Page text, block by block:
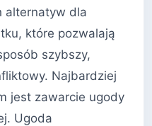
alternatyw dla
które pozwalają
szybszy,
Najbardziej
jest zawarcie ugody
Ugoda